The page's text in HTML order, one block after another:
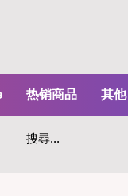
热销商品 其他